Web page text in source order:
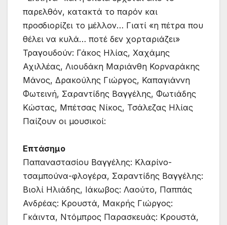
παρελθόν, κατακτά το παρόν και
προσδιορίζει το μέλλον… Γιατί «η πέτρα που
θέλει να κυλά… ποτέ δεν χορταριάζει»
Τραγουδούν: Γάκος Ηλίας, Χαχάμης
Αχιλλέας, Λιουδάκη Μαριάνθη Κορναράκης
Μάνος, Δρακούλης Γιώργος, Καπαγιάννη
Φωτεινή, Σαραντίδης Βαγγέλης, Φωτιάδης
Κώστας, Μπέτσας Νίκος, Τσάλεζας Ηλίας
Παίζουν οι μουσικοί:
Επτάσημο
Παπαναστασίου Βαγγέλης: Κλαρίνο-
τσαμπούνα-φλογέρα, Σαραντίδης Βαγγέλης:
Βιολί Ηλιάδης, Ιάκωβος: Λαούτο, Παππάς
Ανδρέας: Κρουστά, Μακρής Γιώργος:
Γκάιντα, Ντόμπρος Παρασκευάς: Κρουστά,